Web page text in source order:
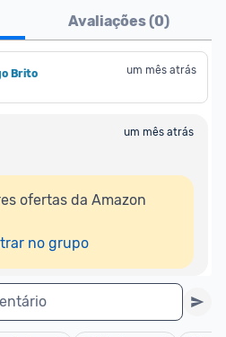
Avaliações (0)
Brito um mês atrás
um mês atrás
ofertas da Amazon
no grupo